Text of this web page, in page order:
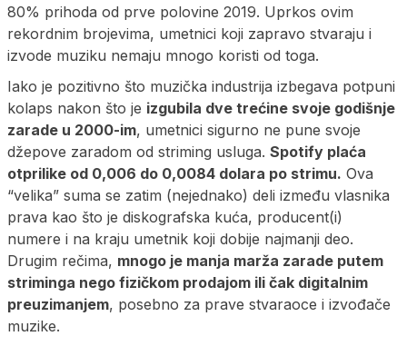
80% prihoda od prve polovine 2019. Uprkos ovim
rekordnim brojevima, umetnici koji zapravo stvaraju i
izvode muziku nemaju mnogo koristi od toga.
Iako je pozitivno što muzička industrija izbegava potpuni
kolaps nakon što je izgubila dve trećine svoje godišnje
zarade u 2000-im, umetnici sigurno ne pune svoje
džepove zaradom od striming usluga. Spotify plaća
otprilike od 0,006 do 0,0084 dolara po strimu. Ova
“velika” suma se zatim (nejednako) deli između vlasnika
prava kao što je diskografska kuća, producent(i)
numere i na kraju umetnik koji dobije najmanji deo.
Drugim rečima, mnogo je manja marža zarade putem
striminga nego fizičkom prodajom ili čak digitalnim
preuzimanjem, posebno za prave stvaraoce i izvođače
muzike.